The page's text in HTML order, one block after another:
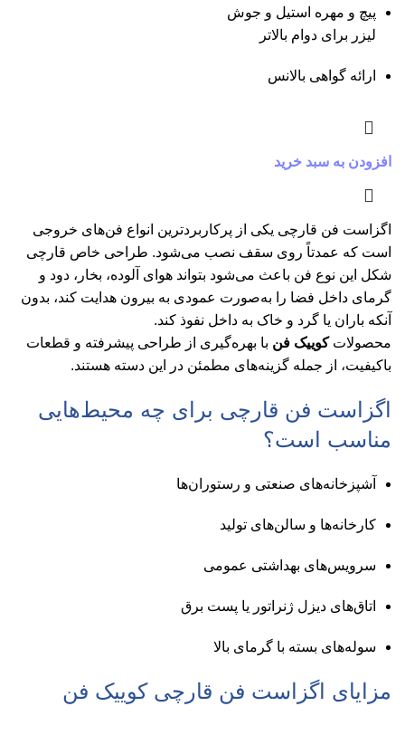
پیچ و مهره استیل و جوش
لیزر برای دوام بالاتر
ارائه گواهی بالانس
افزودن به سبد خرید
اگزاست فن قارچی یکی از پرکاربردترین انواع فن‌های خروجی
است که عمدتاً روی سقف نصب می‌شود. طراحی خاص قارچی
شکل این نوع فن باعث می‌شود بتواند هوای آلوده، بخار، دود و
گرمای داخل فضا را به‌صورت عمودی به بیرون هدایت کند، بدون
آنکه باران یا گرد و خاک به داخل نفوذ کند.
محصولاتکوییک فن با بهره‌گیری از طراحی پیشرفته و قطعات
باکیفیت، از جمله گزینه‌های مطمئن در این دسته هستند.
اگزاست فن قارچی برای چه محیط‌هایی
مناسب است؟
آشپزخانه‌های صنعتی و رستوران‌ها
کارخانه‌ها و سالن‌های تولید
سرویس‌های بهداشتی عمومی
اتاق‌های دیزل ژنراتور یا پست برق
سوله‌های بسته با گرمای بالا
مزایای اگزاست فن قارچی کوییک فن